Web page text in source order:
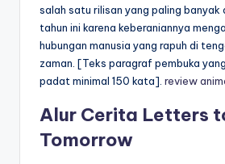
salah satu rilisan yang paling banyak
tahun ini karena keberaniannya
hubungan manusia yang rapuh di
zaman. [Teks paragraf pembuka
padat minimal 150 kata]. review
Alur Cerita Letters
Tomorrow